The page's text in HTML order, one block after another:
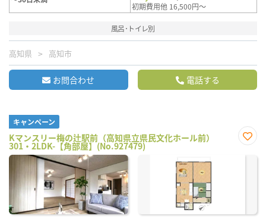
初期費用他 16,500円～
風呂･トイレ別
高知県 高知市
お問合わせ 電話する
キャンペーン
Kマンスリー梅の辻駅前（高知県立県民文化ホール前）
301・2LDK-【角部屋】(No.927479)
に入